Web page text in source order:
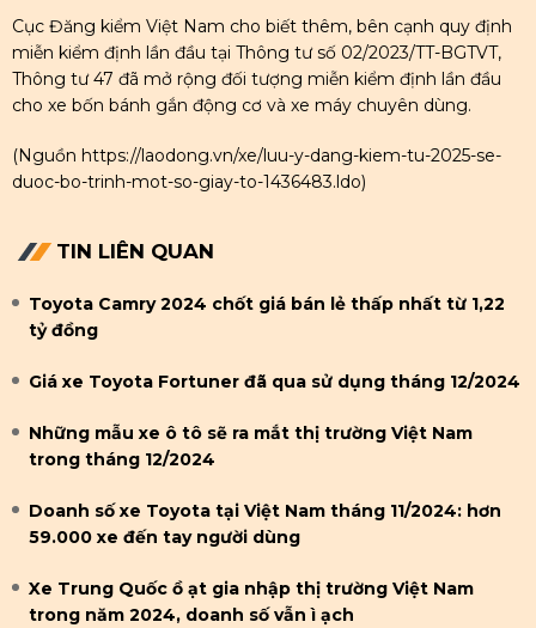
Cục Đăng kiểm Việt Nam cho biết thêm, bên cạnh quy định
miễn kiểm định lần đầu tại Thông tư số 02/2023/TT-BGTVT,
Thông tư 47 đã mở rộng đối tượng miễn kiểm định lần đầu
cho xe bốn bánh gắn động cơ và xe máy chuyên dùng.
(Nguồn https://laodong.vn/xe/luu-y-dang-kiem-tu-2025-se-
duoc-bo-trinh-mot-so-giay-to-1436483.ldo)
TIN LIÊN QUAN
Toyota Camry 2024 chốt giá bán lẻ thấp nhất từ 1,22
tỷ đồng
Giá xe Toyota Fortuner đã qua sử dụng tháng 12/2024
Những mẫu xe ô tô sẽ ra mắt thị trường Việt Nam
trong tháng 12/2024
Doanh số xe Toyota tại Việt Nam tháng 11/2024: hơn
59.000 xe đến tay người dùng
Xe Trung Quốc ồ ạt gia nhập thị trường Việt Nam
trong năm 2024, doanh số vẫn ì ạch